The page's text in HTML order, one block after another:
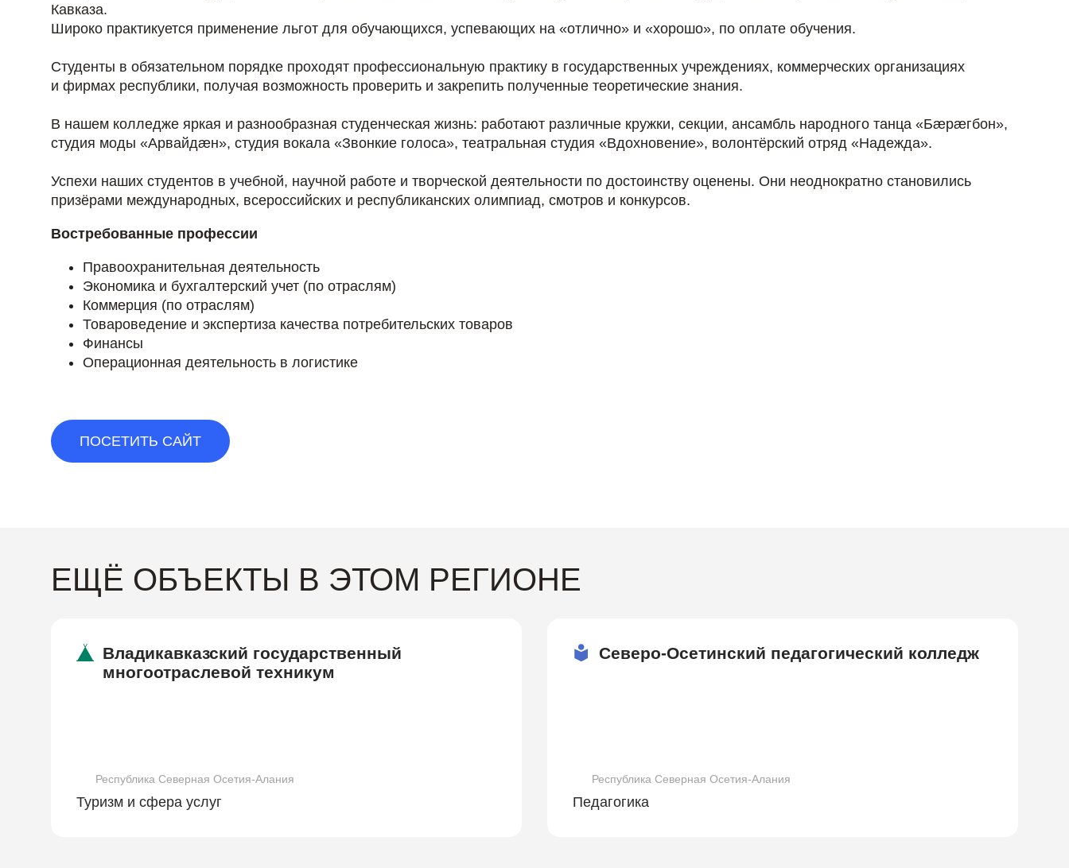
Кавказа.
Широко практикуется применение льгот для обучающихся, успевающих на «отлично» и «хорошо», по оплате обучения.
Студенты в обязательном порядке проходят профессиональную практику в государственных учреждениях, коммерческих организациях
и фирмах республики, получая возможность проверить и закрепить полученные теоретические знания.
В нашем колледже яркая и разнообразная студенческая жизнь: работают различные кружки, секции, ансамбль народного танца «Бæрæгбон»,
студия моды «Арвайдæн», студия вокала «Звонкие голоса», театральная студия «Вдохновение», волонтёрский отряд «Надежда».
Успехи наших студентов в учебной, научной работе и творческой деятельности по достоинству оценены. Они неоднократно становились
призёрами международных, всероссийских и республиканских олимпиад, смотров и конкурсов.
Востребованные профессии
Правоохранительная деятельность
Экономика и бухгалтерский учет (по отраслям)
Коммерция (по отраслям)
Товароведение и экспертиза качества потребительских товаров
Финансы
Операционная деятельность в логистике
ПОСЕТИТЬ САЙТ
ЕЩЁ ОБЪЕКТЫ В ЭТОМ РЕГИОНЕ
Владикавказский государственный
многоотраслевой техникум
Республика Северная Осетия-Алания
Туризм и сфера услуг
Северо-Осетинский педагогический колледж
Республика Северная Осетия-Алания
Педагогика